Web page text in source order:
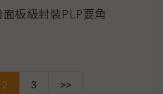
板級封裝PLP要角
2 3 >>